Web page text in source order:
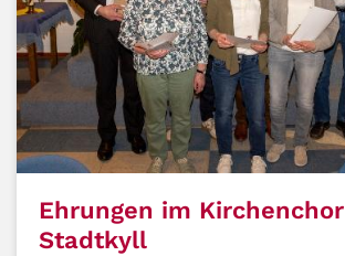
Ehrungen im Kirchenchor
Stadtkyll